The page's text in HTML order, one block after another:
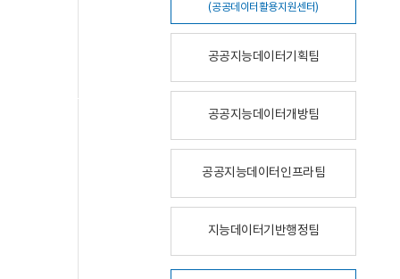
(공공데이터활용지원센터)
공공지능데이터기획팀
공공지능데이터개방팀
공공지능데이터인프라팀
지능데이터기반행정팀